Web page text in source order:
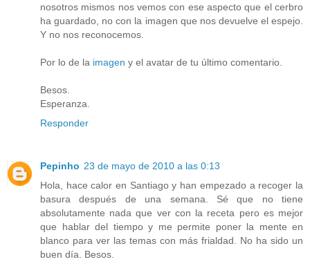
nosotros mismos nos vemos con ese aspecto que el cerbro
ha guardado, no con la imagen que nos devuelve el espejo.
Y no nos reconocemos.
Por lo de la imagen y el avatar de tu último comentario.
Besos.
Esperanza.
Responder
Pepinho 23 de mayo de 2010 a las 0:13
Hola, hace calor en Santiago y han empezado a recoger la
basura después de una semana. Sé que no tiene
absolutamente nada que ver con la receta pero es mejor
que hablar del tiempo y me permite poner la mente en
blanco para ver las temas con más frialdad. No ha sido un
buen día. Besos.